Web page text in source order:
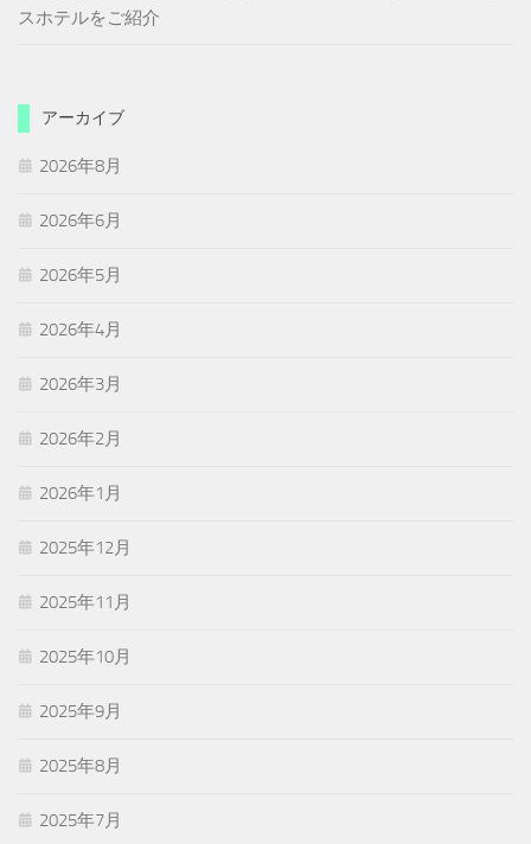
スホテルをご紹介
アーカイブ
2026年8月
2026年6月
2026年5月
2026年4月
2026年3月
2026年2月
2026年1月
2025年12月
2025年11月
2025年10月
2025年9月
2025年8月
2025年7月